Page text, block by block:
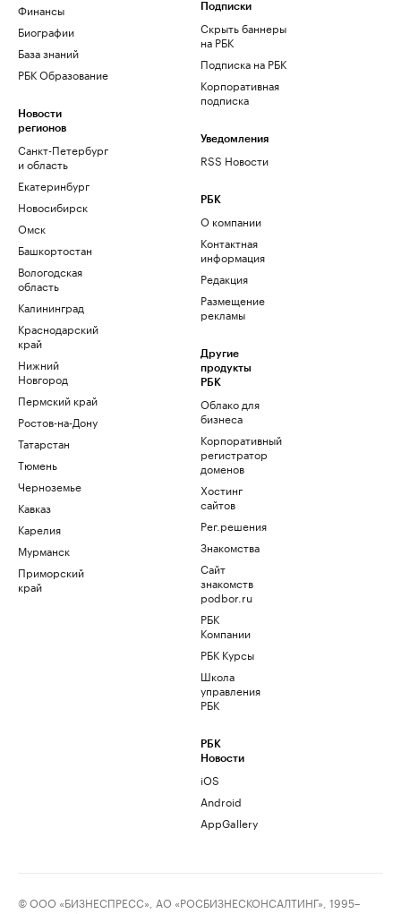
Финансы
Биографии
База знаний
РБК Образование
Новости
регионов
Санкт-Петербург
и область
Екатеринбург
Новосибирск
Омск
Башкортостан
Вологодская
область
Калининград
Краснодарский
край
Нижний
Новгород
Пермский край
Ростов-на-Дону
Татарстан
Тюмень
Черноземье
Кавказ
Карелия
Мурманск
Приморский
край
Подписки
Скрыть баннеры
на РБК
Подписка на РБК
Корпоративная
подписка
Уведомления
RSS Новости
РБК
О компании
Контактная
информация
Редакция
Размещение
рекламы
Другие
продукты
РБК
Облако для
бизнеса
Корпоративный
регистратор
доменов
Хостинг
сайтов
Рег.решения
Знакомства
Сайт
знакомств
podbor.ru
РБК
Компании
РБК Курсы
Школа
управления
РБК
РБК
Новости
iOS
Android
AppGallery
© ООО «БИЗНЕСПРЕСС», АО «РОСБИЗНЕСКОНСАЛТИНГ», 1995–